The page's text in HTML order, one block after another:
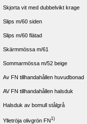
Skjorta vit med dubbelvikt krage
Slips m/60 siden
Slips m/60 flätad
Skärmmössa m/61
Sommarmössa m/52 beige
Av FN tillhandahållen huvudbonad
AV FN tillhandahållen halsduk
Halsduk av bomull stålgrå
Ylletröja olivgrön FN1)